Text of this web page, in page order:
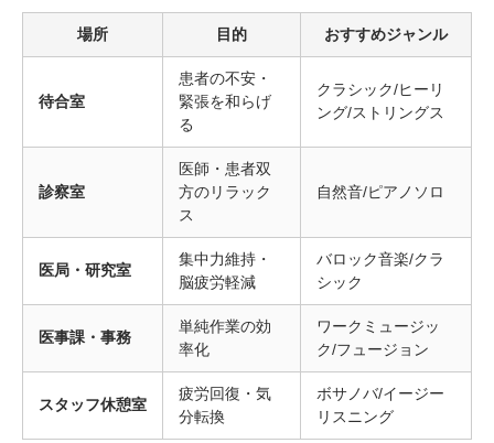
場所 目的 おすすめジャンル
待合室
患者の不安・
緊張を和らげ
る
クラシック/ヒーリ
ング/ストリングス
診察室
医師・患者双
方のリラック
ス
自然音/ピアノソロ
医局・研究室
集中力維持・
脳疲労軽減
バロック音楽/クラ
シック
医事課・事務
単純作業の効
率化
ワークミュージッ
ク/フュージョン
スタッフ休憩室
疲労回復・気
分転換
ボサノバ/イージー
リスニング